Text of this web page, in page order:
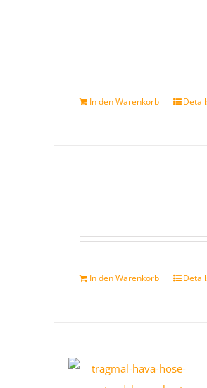
In den Warenkorb
In den Warenkorb